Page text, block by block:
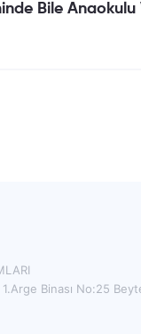
Bile Anaokulu
Binası No:25